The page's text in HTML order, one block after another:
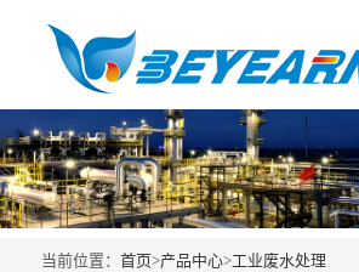
当前位置： 首页>产品中心>工业废水处理